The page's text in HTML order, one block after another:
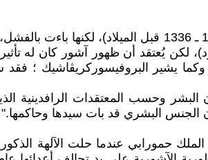
لقد جرت محاولات لتطبيق التوحيد في بلاد النيل خلال عهد
يُعتقد أن ظهور آشور كان له تأثير
يشير البروفيسوركريڤاشيك ؛
البشر وحسب المعتقدات
الجنس البشري قد بات سيدها وحاكمها."
حمورابي عندما حلت الآلهة